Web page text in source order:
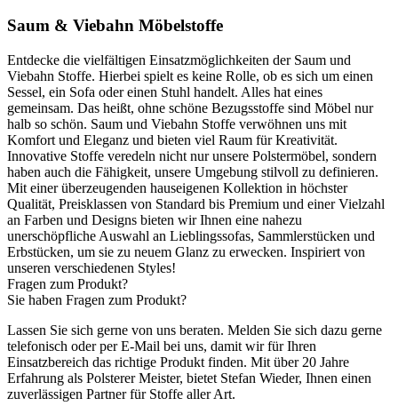
Saum & Viebahn Möbelstoffe
Entdecke die vielfältigen Einsatzmöglichkeiten der Saum und
Viebahn Stoffe. Hierbei spielt es keine Rolle, ob es sich um einen
Sessel, ein Sofa oder einen Stuhl handelt. Alles hat eines
gemeinsam. Das heißt, ohne schöne Bezugsstoffe sind Möbel nur
halb so schön. Saum und Viebahn Stoffe verwöhnen uns mit
Komfort und Eleganz und bieten viel Raum für Kreativität.
Innovative Stoffe veredeln nicht nur unsere Polstermöbel, sondern
haben auch die Fähigkeit, unsere Umgebung stilvoll zu definieren.
Mit einer überzeugenden hauseigenen Kollektion in höchster
Qualität, Preisklassen von Standard bis Premium und einer Vielzahl
an Farben und Designs bieten wir Ihnen eine nahezu
unerschöpfliche Auswahl an Lieblingssofas, Sammlerstücken und
Erbstücken, um sie zu neuem Glanz zu erwecken. Inspiriert von
unseren verschiedenen Styles!
Fragen zum Produkt?
Sie haben Fragen zum Produkt?
Lassen Sie sich gerne von uns beraten. Melden Sie sich dazu gerne
telefonisch oder per E-Mail bei uns, damit wir für Ihren
Einsatzbereich das richtige Produkt finden. Mit über 20 Jahre
Erfahrung als Polsterer Meister, bietet Stefan Wieder, Ihnen einen
zuverlässigen Partner für Stoffe aller Art.